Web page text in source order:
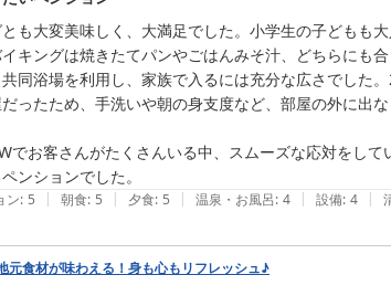
も大変美味しく、大満足でした。小学生の子どもも
キングは焼きたてパンやごはんみそ汁、どちらにも
同浴場を利用し、家族で入るには充分な広さでした
ったため、手洗いや朝の身支度など、部屋の外に出
でお客さんがたくさんいる中、スムーズな応対をし
ンションでした。
ン: 5 | 朝食: 5 | 夕食: 5 | 温泉・お風呂: 4 | 設備: 4 |
元食材が味わえる！身も心もリフレッシュ♪